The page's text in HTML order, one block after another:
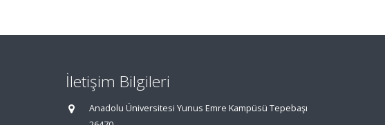
İletişim Bilgileri
Anadolu Üniversitesi Yunus Emre Kampüsü Tepebaşı